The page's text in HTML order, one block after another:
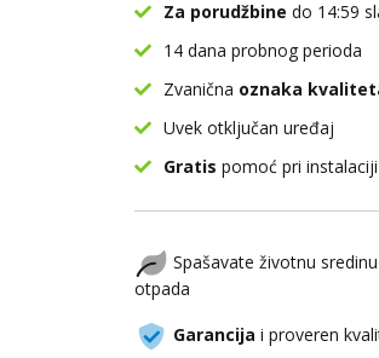
Za porudžbine do 14:59
14 dana probnog perioda
Zvanična oznaka
Uvek otključan uređaj
Gratis pomoć pri
Spašavate životnu
otpada
Garancija i proveren